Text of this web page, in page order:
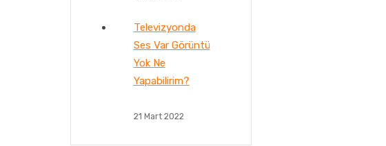
Televizyonda
Ses Var Görüntü
Yok Ne
Yapabilirim?
21 Mart 2022